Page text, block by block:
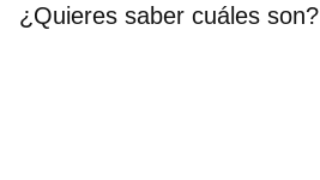
¿Quieres saber cuáles son?